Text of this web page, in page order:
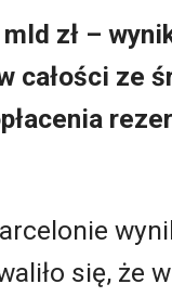
zł –
całości ze
się, że